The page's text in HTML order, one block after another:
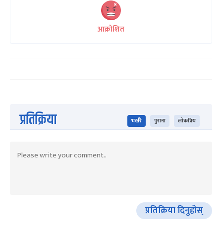
आक्रोशित
प्रतिक्रिया भर्खरै पुराना लोकप्रिय
प्रतिक्रिया दिनुहोस्